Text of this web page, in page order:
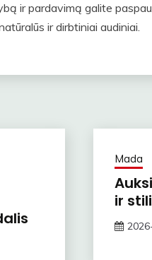
ir pardavimą galite
ir dirbtiniai audiniai.
Mada
ir